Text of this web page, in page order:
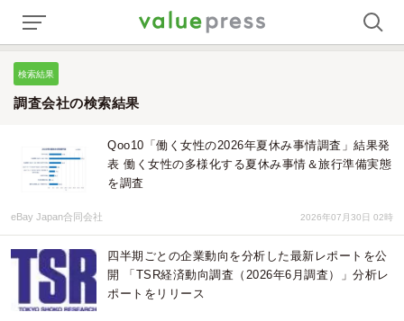
検索結果
調査会社の検索結果
Qoo10「働く女性の2026年夏休み事情調査」結果発
表 働く女性の多様化する夏休み事情＆旅行準備実態
を調査
eBay Japan合同会社 2026年07月30日 02時
四半期ごとの企業動向を分析した最新レポートを公
開 「TSR経済動向調査（2026年6月調査）」分析レ
ポートをリリース